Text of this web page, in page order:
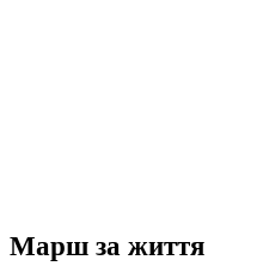
Марш за життя